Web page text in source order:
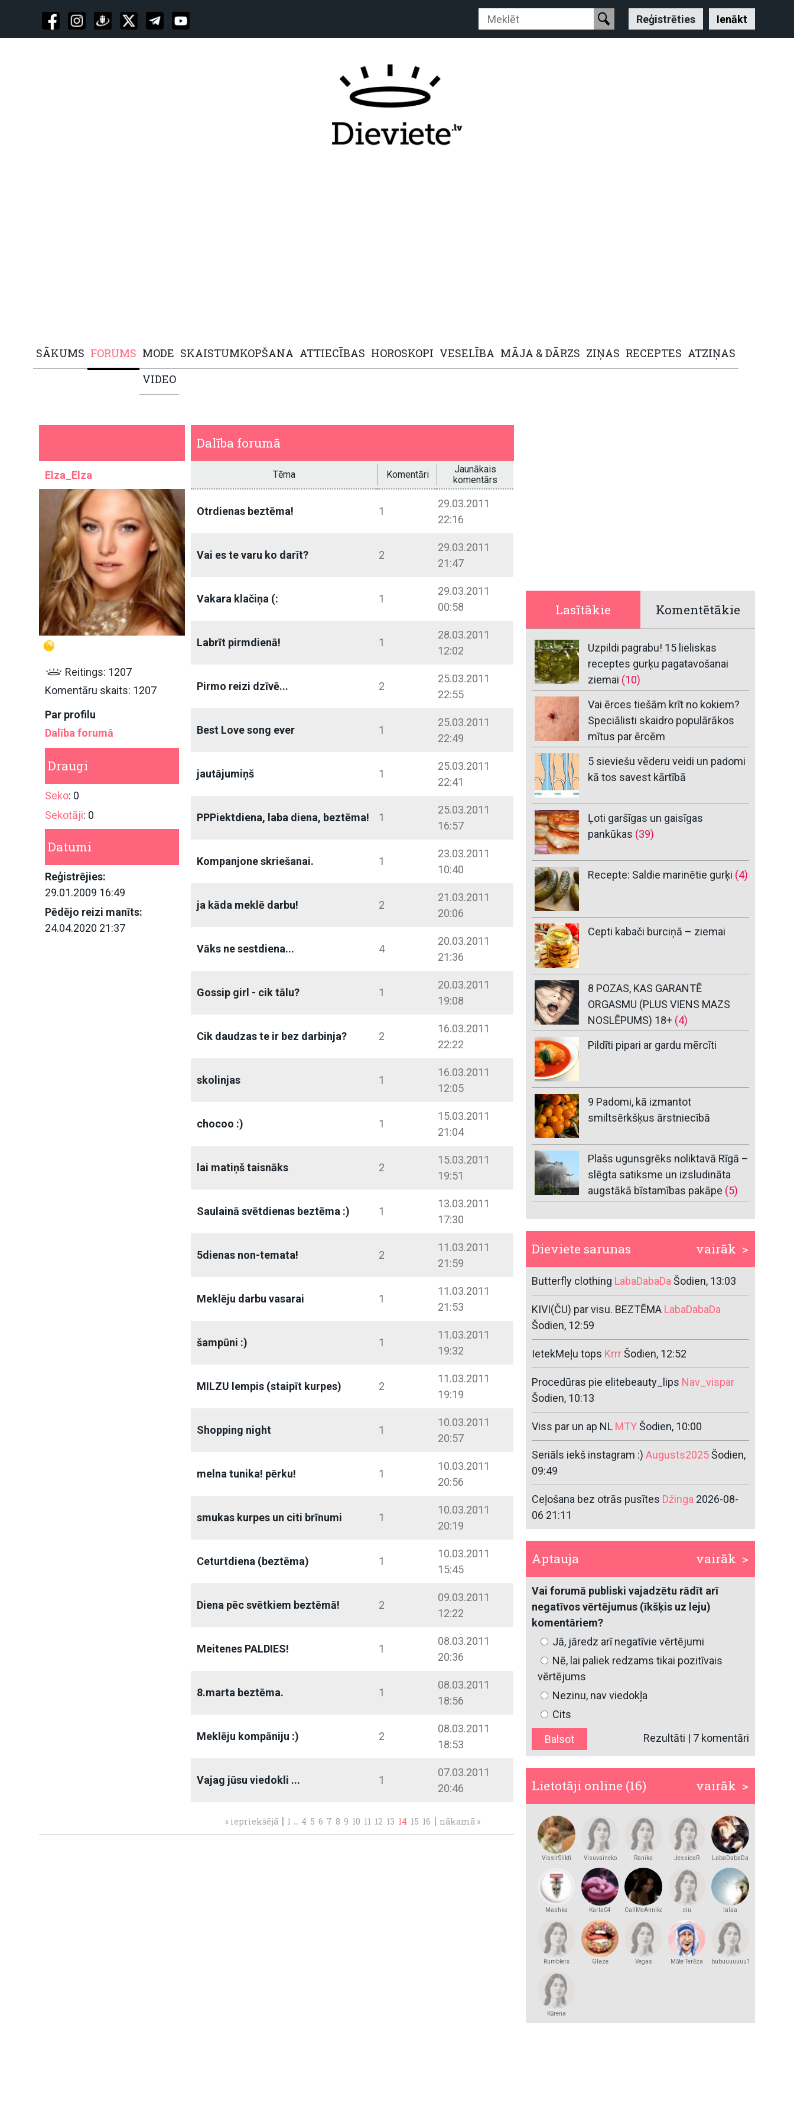
Reģistrēties Ienākt
SĀKUMS FORUMS MODE SKAISTUMKOPŠANA ATTIECĪBAS HOROSKOPI VESELĪBA MĀJA & DĀRZS ZIŅAS RECEPTES ATZIŅAS
VIDEO
Elza_Elza
Reitings: 1207
Komentāru skaits: 1207
Par profilu
Dalība forumā
Draugi
Seko: 0
Sekotāji: 0
Datumi
Reģistrējies:
29.01.2009 16:49
Pēdējo reizi manīts:
24.04.2020 21:37
Dalība forumā
Tēma Komentāri
Jaunākais
komentārs
Otrdienas beztēma! 1
29.03.2011
22:16
Vai es te varu ko darīt? 2
29.03.2011
21:47
Vakara klačiņa (: 1
29.03.2011
00:58
Labrīt pirmdienā! 1
28.03.2011
12:02
Pirmo reizi dzīvē... 2
25.03.2011
22:55
Best Love song ever 1
25.03.2011
22:49
jautājumiņš 1
25.03.2011
22:41
PPPiektdiena, laba diena, beztēma! 1
25.03.2011
16:57
Kompanjone skriešanai. 1
23.03.2011
10:40
ja kāda meklē darbu! 2
21.03.2011
20:06
Vāks ne sestdiena... 4
20.03.2011
21:36
Gossip girl - cik tālu? 1
20.03.2011
19:08
Cik daudzas te ir bez darbinja? 2
16.03.2011
22:22
skolinjas 1
16.03.2011
12:05
chocoo :) 1
15.03.2011
21:04
lai matiņš taisnāks 2
15.03.2011
19:51
Saulainā svētdienas beztēma :) 1
13.03.2011
17:30
5dienas non-temata! 2
11.03.2011
21:59
Meklēju darbu vasarai 1
11.03.2011
21:53
šampūni :) 1
11.03.2011
19:32
MILZU lempis (staipīt kurpes) 2
11.03.2011
19:19
Shopping night 1
10.03.2011
20:57
melna tunika! pērku! 1
10.03.2011
20:56
smukas kurpes un citi brīnumi 1
10.03.2011
20:19
Ceturtdiena (beztēma) 1
10.03.2011
15:45
Diena pēc svētkiem beztēmā! 2
09.03.2011
12:22
Meitenes PALDIES! 1
08.03.2011
20:36
8.marta beztēma. 1
08.03.2011
18:56
Meklēju kompāniju :) 2
08.03.2011
18:53
Vajag jūsu viedokli ... 1
07.03.2011
20:46
« iepriekšējā | 1 .. 4 5 6 7 8 9 10 11 12 13 14 15 16 | nākamā »
Lasītākie Komentētākie
Uzpildi pagrabu! 15 lieliskas
receptes gurķu pagatavošanai
ziemai (10)
Vai ērces tiešām krīt no kokiem?
Speciālisti skaidro populārākos
mītus par ērcēm
5 sieviešu vēderu veidi un padomi
kā tos savest kārtībā
Ļoti garšīgas un gaisīgas
pankūkas (39)
Recepte: Saldie marinētie gurķi (4)
Cepti kabači burciņā – ziemai
8 POZAS, KAS GARANTĒ
ORGASMU (PLUS VIENS MAZS
NOSLĒPUMS) 18+ (4)
Pildīti pipari ar gardu mērcīti
9 Padomi, kā izmantot
smiltsērkšķus ārstniecībā
Plašs ugunsgrēks noliktavā Rīgā –
slēgta satiksme un izsludināta
augstākā bīstamības pakāpe (5)
vairāk >
Dieviete sarunas
Butterfly clothing LabaDabaDaŠodien, 13:03
KIVI(ČU) par visu. BEZTĒMA LabaDabaDa
Šodien, 12:59
IetekMeļu tops KrrrŠodien, 12:52
Procedūras pie elitebeauty_lips Nav_vispar
Šodien, 10:13
Viss par un ap NL MTYŠodien, 10:00
Seriāls iekš instagram :) Augusts2025Šodien,
09:49
Ceļošana bez otrās pusītes Džinga 2026-08-
06 21:11
vairāk >
Aptauja
Vai forumā publiski vajadzētu rādīt arī
negatīvos vērtējumus (īkšķis uz leju)
komentāriem?
Jā, jāredz arī negatīvie vērtējumi
Nē, lai paliek redzams tikai pozitīvais
vērtējums
Nezinu, nav viedokļa
Cits
Rezultāti | 7 komentāri
vairāk >
Lietotāji online (16)
VissIrSlikti Visuvaineko Ranika JessicaR LabaDabaDa
Mashka
Karla04 CallMeAnnika ciu lalaa
Rumblerx Glaze Vegas Māte Terēza bubuuuuuuu123
Kārena